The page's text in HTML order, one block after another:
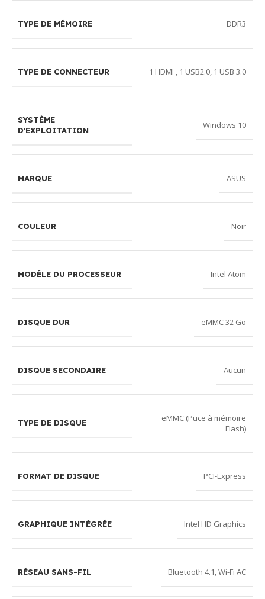
TYPE DE MÉMOIRE DDR3
TYPE DE CONNECTEUR 1 HDMI , 1 USB2.0, 1 USB 3.0
SYSTÈME
D'EXPLOITATION
Windows 10
MARQUE ASUS
COULEUR Noir
MODÉLE DU PROCESSEUR Intel Atom
DISQUE DUR eMMC 32 Go
DISQUE SECONDAIRE Aucun
TYPE DE DISQUE
eMMC (Puce à mémoire
Flash)
FORMAT DE DISQUE PCI-Express
GRAPHIQUE INTÉGRÉE Intel HD Graphics
RÉSEAU SANS-FIL Bluetooth 4.1,Wi-Fi AC